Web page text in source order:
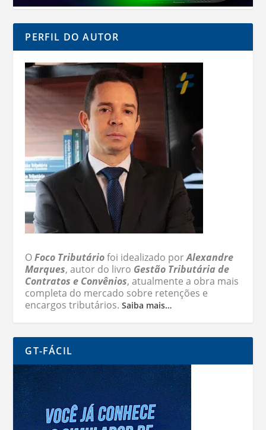
PERFIL DO AUTOR
OFoco Tributáriofoi idealizado porAlexandre
Marques, autor do livro Gestão Tributária de
Contratos e Convênios, atualmente a obra mais
completa do mercado sobre retenções e
encargos tributários.Saiba mais…
GT-FÁCIL